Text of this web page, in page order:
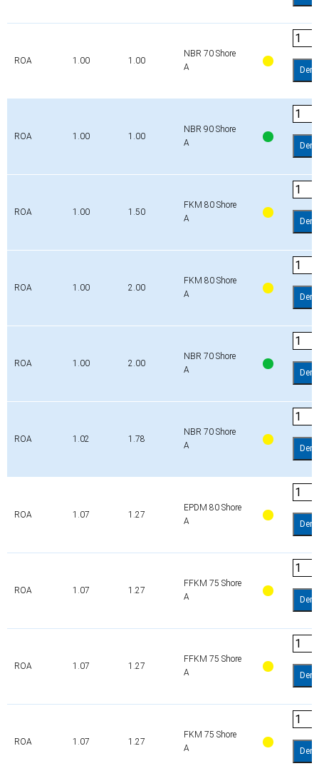
ROA 1.00 1.00
NBR 70 Shore
A
ROA 1.00 1.00
NBR 90 Shore
A
ROA 1.00 1.50
FKM 80 Shore
A
ROA 1.00 2.00
FKM 80 Shore
A
ROA 1.00 2.00
NBR 70 Shore
A
ROA 1.02 1.78
NBR 70 Shore
A
ROA 1.07 1.27
EPDM 80 Shore
A
ROA 1.07 1.27
FFKM 75 Shore
A
ROA 1.07 1.27
FFKM 75 Shore
A
ROA 1.07 1.27
FKM 75 Shore
A